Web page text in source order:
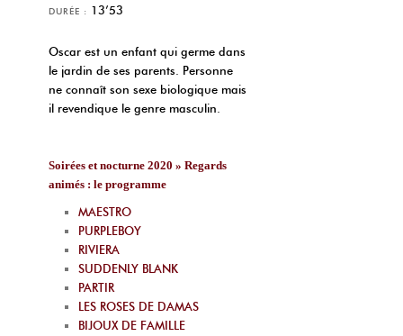
DURÉE : 13’53
Oscar est un enfant qui germe dans
le jardin de ses parents. Personne
ne connaît son sexe biologique mais
il revendique le genre masculin.
Soirées et nocturne 2020 » Regards
animés : le programme
MAESTRO
PURPLEBOY
RIVIERA
SUDDENLY BLANK
PARTIR
LES ROSES DE DAMAS
BIJOUX DE FAMILLE